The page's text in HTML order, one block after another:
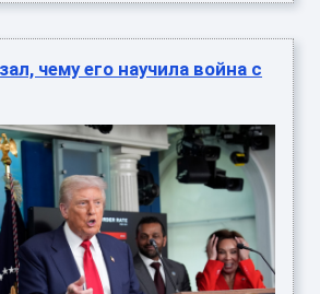
чему его научила война с